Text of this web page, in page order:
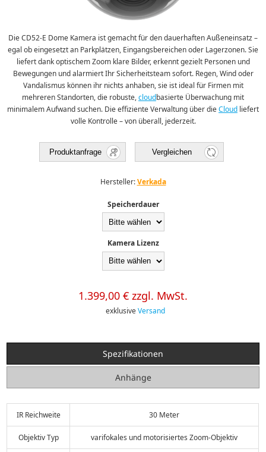
Die CD52-E Dome Kamera ist gemacht für den dauerhaften Außeneinsatz –
egal ob eingesetzt an Parkplätzen, Eingangsbereichen oder Lagerzonen. Sie
liefert dank optischem Zoom klare Bilder, erkennt gezielt Personen und
Bewegungen und alarmiert Ihr Sicherheitsteam sofort. Regen, Wind oder
Vandalismus können ihr nichts anhaben, sie ist ideal für Firmen mit
mehreren Standorten, die robuste,cloudbasierte Überwachung mit
minimalem Aufwand suchen. Die effiziente Verwaltung über dieCloud liefert
volle Kontrolle – von überall, jederzeit.
Produktanfrage Vergleichen
Hersteller: Verkada
Speicherdauer
Kamera Lizenz
1.399,00 € zzgl. MwSt.
exklusiveVersand
Spezifikationen
Anhänge
IR Reichweite 30 Meter
Objektiv Typ varifokales und motorisiertes Zoom-Objektiv